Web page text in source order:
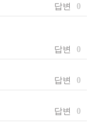
답변 0
답변 0
답변 0
답변 0